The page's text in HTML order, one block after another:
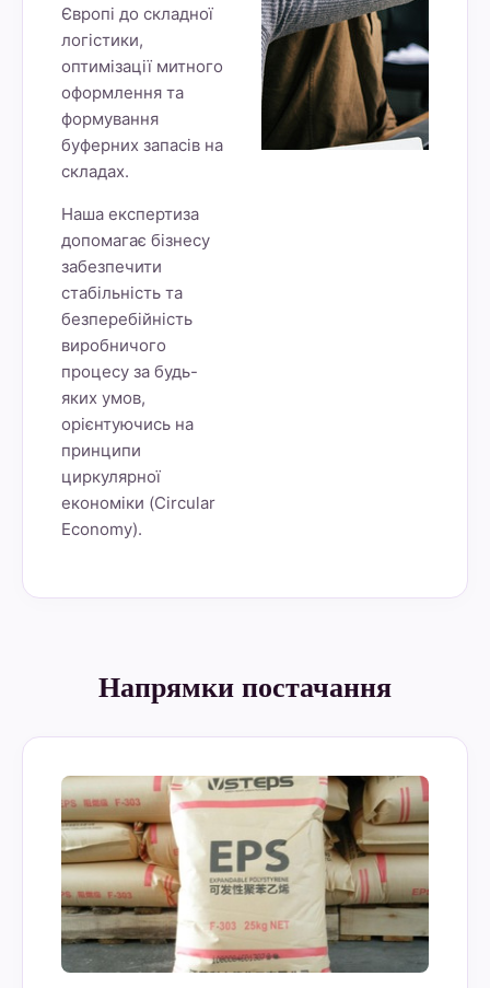
Європі до складної
логістики,
оптимізації митного
оформлення та
формування
буферних запасів на
складах.
Наша експертиза
допомагає бізнесу
забезпечити
стабільність та
безперебійність
виробничого
процесу за будь-
яких умов,
орієнтуючись на
принципи
циркулярної
економіки (Circular
Economy).
Напрямки постачання